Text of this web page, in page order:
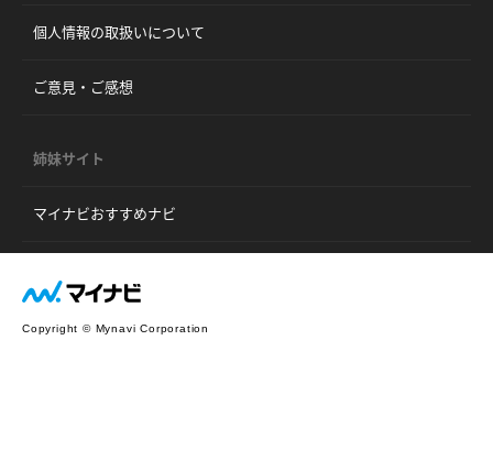
個人情報の取扱いについて
ご意見・ご感想
姉妹サイト
マイナビおすすめナビ
Copyright © Mynavi Corporation